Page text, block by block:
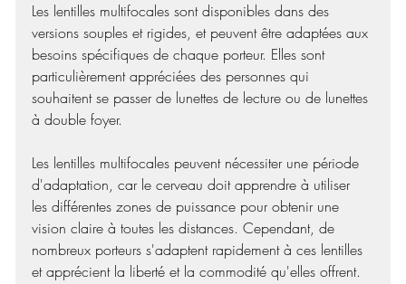
Les lentilles multifocales sont disponibles dans des
versions souples et rigides, et peuvent être adaptées aux
besoins spécifiques de chaque porteur. Elles sont
particulièrement appréciées des personnes qui
souhaitent se passer de lunettes de lecture ou de lunettes
à double foyer.
Les lentilles multifocales peuvent nécessiter une période
d'adaptation, car le cerveau doit apprendre à utiliser
les différentes zones de puissance pour obtenir une
vision claire à toutes les distances. Cependant, de
nombreux porteurs s'adaptent rapidement à ces lentilles
et apprécient la liberté et la commodité qu'elles offrent.